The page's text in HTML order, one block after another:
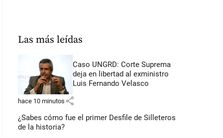
Las más leídas
Caso UNGRD: Corte Suprema
deja en libertad al exministro
Luis Fernando Velasco
hace 10 minutos share
¿Sabes cómo fue el primer Desfile de Silleteros
de la historia?